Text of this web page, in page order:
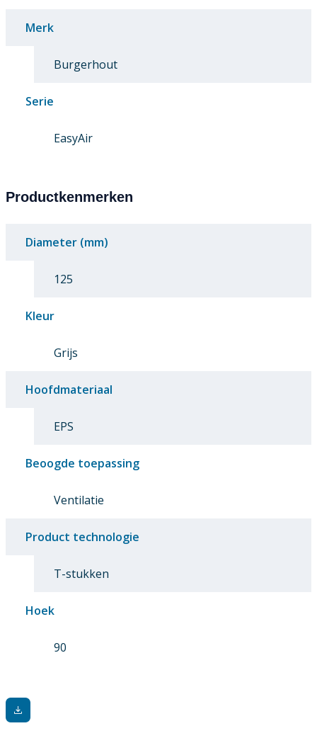
Merk
Burgerhout
Serie
EasyAir
Productkenmerken
Diameter (mm)
125
Kleur
Grijs
Hoofdmateriaal
EPS
Beoogde toepassing
Ventilatie
Product technologie
T-stukken
Hoek
90